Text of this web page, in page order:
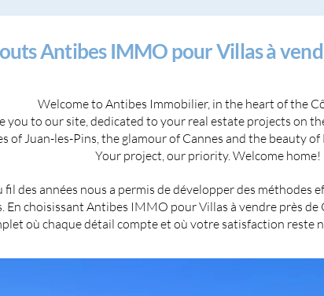
Antibes IMMO pour Villas à
Welcome to Antibes Immobilier, in the heart of the
you to our site, dedicated to your real estate projects on
of Juan-les-Pins, the glamour of Cannes and the beauty
Your project, our priority. Welcome home!
des années nous a permis de développer des méthodes
choisissant Antibes IMMO pour Villas à vendre près
où chaque détail compte et où votre satisfaction reste